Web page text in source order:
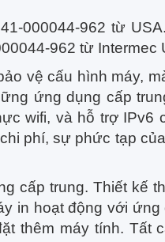
000044-962 từ
962 từ Intermec
vệ cấu hình máy,
ứng dụng cấp
wifi, và hỗ trợ IPv6
phí, sự phức tạp
cấp trung. Thiết kế
in hoạt động với ứng
thêm máy tính. Tất